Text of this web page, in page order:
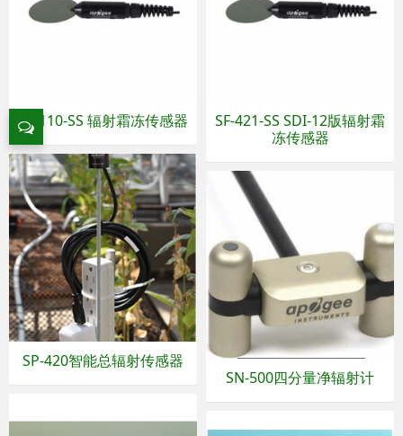
SF-110-SS 辐射霜冻传感器
SF-421-SS SDI-12版辐射霜
冻传感器
SP-420智能总辐射传感器
SN-500四分量净辐射计